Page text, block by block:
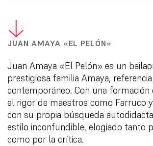
JUAN AMAYA «EL PELÓN»
Juan Amaya «El Pelón» es un
prestigiosa familia Amaya,
contemporáneo. Con una formación
el rigor de maestros como Farruco
con su propia búsqueda
estilo inconfundible, elogiado tanto
como por la crítica.